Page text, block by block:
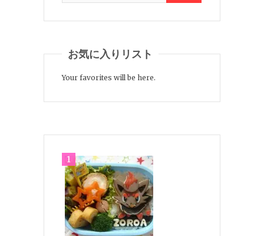
お気に入りリスト
Your favorites will be here.